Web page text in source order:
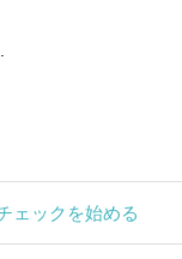
ェックを始める